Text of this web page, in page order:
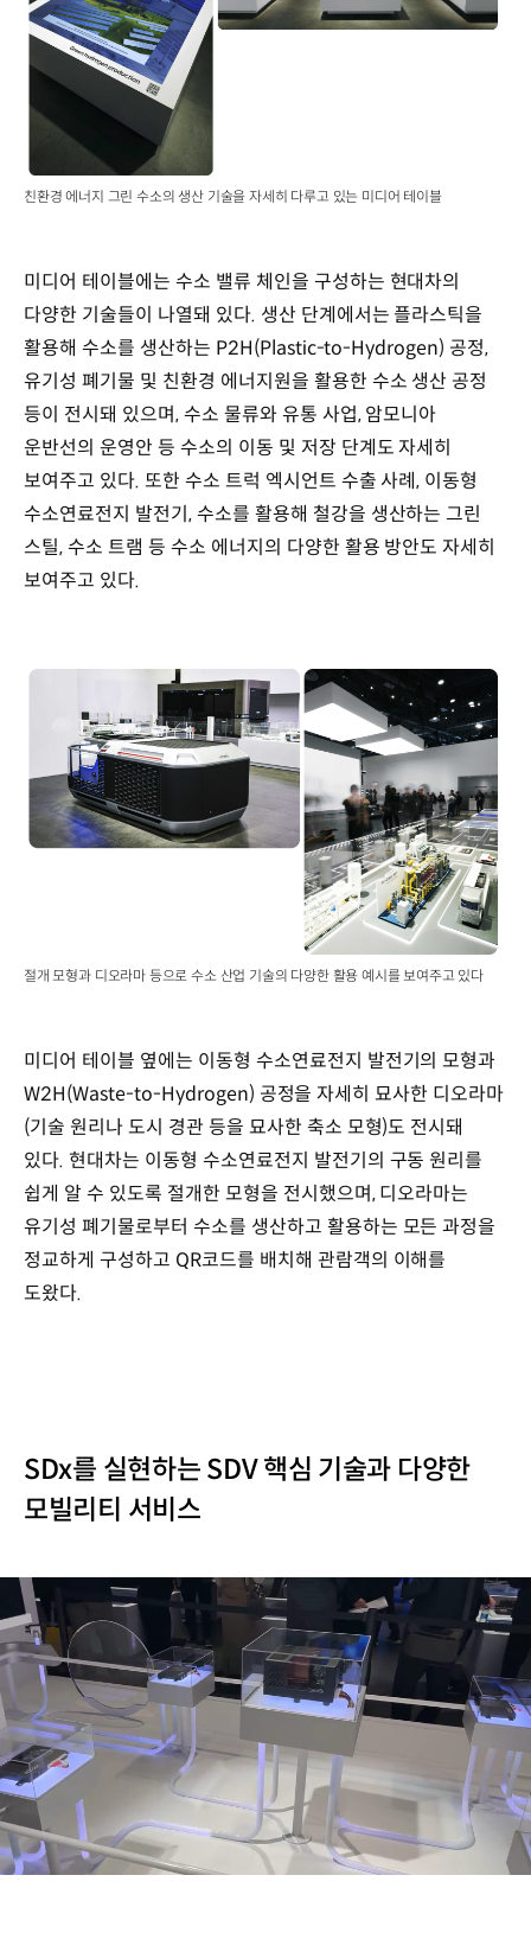
친환경 에너지 그린 수소의 생산 기술을 자세히 다루고 있는 미디어 테이블
미디어 테이블에는 수소 밸류 체인을 구성하는 현대차의
다양한 기술들이 나열돼 있다. 생산 단계에서는 플라스틱을
활용해 수소를 생산하는 P2H(Plastic-to-Hydrogen) 공정,
유기성 폐기물 및 친환경 에너지원을 활용한 수소 생산 공정
등이 전시돼 있으며, 수소 물류와 유통 사업, 암모니아
운반선의 운영안 등 수소의 이동 및 저장 단계도 자세히
보여주고 있다. 또한 수소 트럭 엑시언트 수출 사례, 이동형
수소연료전지 발전기, 수소를 활용해 철강을 생산하는 그린
스틸, 수소 트램 등 수소 에너지의 다양한 활용 방안도 자세히
보여주고 있다.
절개 모형과 디오라마 등으로 수소 산업 기술의 다양한 활용 예시를 보여주고 있다
미디어 테이블 옆에는 이동형 수소연료전지 발전기의 모형과
W2H(Waste-to-Hydrogen) 공정을 자세히 묘사한 디오라마
(기술 원리나 도시 경관 등을 묘사한 축소 모형)도 전시돼
있다. 현대차는 이동형 수소연료전지 발전기의 구동 원리를
쉽게 알 수 있도록 절개한 모형을 전시했으며, 디오라마는
유기성 폐기물로부터 수소를 생산하고 활용하는 모든 과정을
정교하게 구성하고 QR코드를 배치해 관람객의 이해를
도왔다.
SDx를 실현하는 SDV 핵심 기술과 다양한
모빌리티 서비스
/